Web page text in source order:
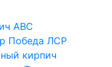
ABC
Победа ЛСР
кирпич